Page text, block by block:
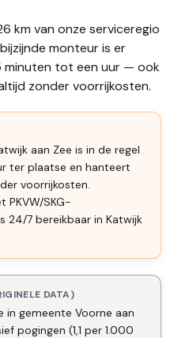
km van onze serviceregio
monteur is er
minuten tot een uur — ook
zonder voorrijkosten.
aan Zee is in de regel
ter plaatse en hanteert
voorrijkosten.
PKVW/SKG-
24/7 bereikbaar in Katwijk
DATA)
gemeente Voorne aan
pogingen (1,1 per 1.000